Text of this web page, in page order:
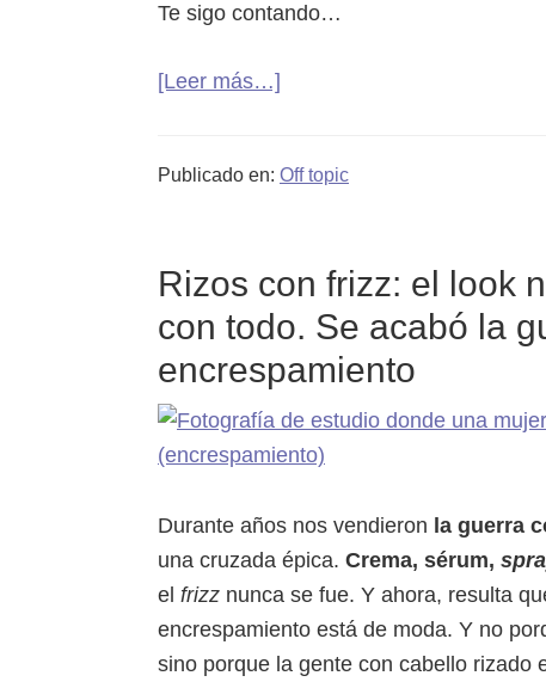
Te sigo contando…
[Leer más…]
comprimido
limpia
tu
sobremesa
un
minuto
haz
que
rejuvenezca
Publicado en: Off topic
Rizos con frizz: el look
con todo. Se acabó la
encrespamiento
Durante años nos vendieron la guerra
una cruzada épica. Crema, sérum,
el frizz nunca se fue. Y ahora, resulta
encrespamiento está de moda. Y no
sino porque la gente con cabello rizado